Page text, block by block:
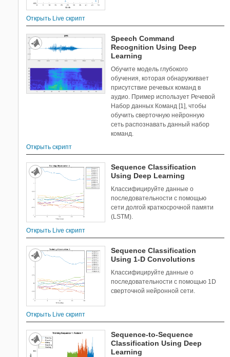
Открыть Live скрипт
Speech Command
Recognition Using Deep
Learning
Обучите модель глубокого
обучения, которая обнаруживает
присутствие речевых команд в
аудио. Пример использует Речевой
Набор данных Команд [1], чтобы
обучить сверточную нейронную
сеть распознавать данный набор
команд.
Открыть скрипт
Sequence Classification
Using Deep Learning
Классифицируйте данные о
последовательности с помощью
сети долгой краткосрочной памяти
(LSTM).
Открыть Live скрипт
Sequence Classification
Using 1-D Convolutions
Классифицируйте данные о
последовательности с помощью 1D
сверточной нейронной сети.
Открыть Live скрипт
Sequence-to-Sequence
Classification Using Deep
Learning